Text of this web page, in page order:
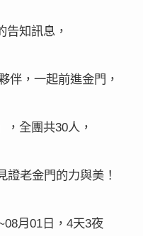
知訊息，
伴，一起前進金門，
，全團共30人，
證老金門的力與美！
月01日， 4天3夜